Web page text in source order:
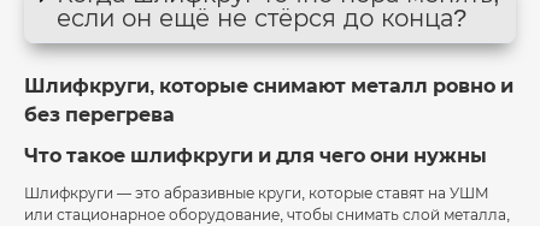
если он ещё не стёрся до конца?
Шлифкруги, которые снимают металл ровно и
без перегрева
Что такое шлифкруги и для чего они нужны
Шлифкруги — это абразивные круги, которые ставят на УШМ
или стационарное оборудование, чтобы снимать слой металла,